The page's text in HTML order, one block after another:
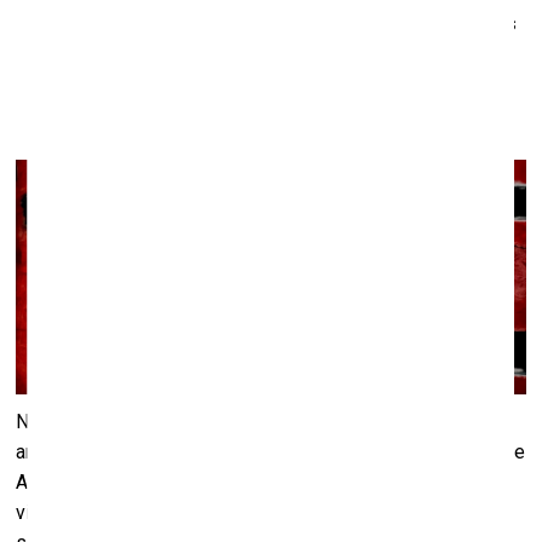
Ecēhiēla Resenite Alvaresa personālizstāde “Atbildes
No 3. līdz 27. jūlijam galerijā MASA būs skatāma
argentīniešu psihoanalītiķa un mākslinieka Ecēhiēla Resenite
Alvaresa personālizstāde “Atbildes formā”, kas veidota kā
vizuāls izpētes process par radīšanas aktu kā dialogu – ar